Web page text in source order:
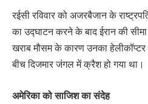
रईसी रविवार को अजरबैजान के
का उद्घाटन करने के बाद ईरान की
खराब मौसम के कारण उनका
बीच दिजमार जंगल में क्रैश हो गया था।
अमेरिका को साजिश का संदेह